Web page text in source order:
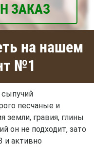
ЗАКАЗ
на нашем
№1
сыпучий
песчаные и
земли, гравия, глины
он не подходит, зато
и активно